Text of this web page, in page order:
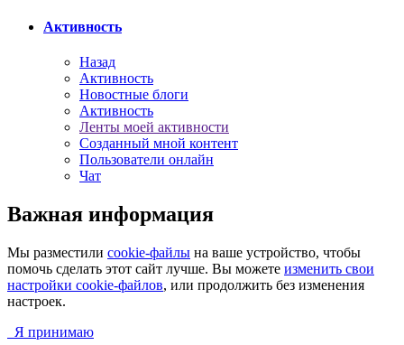
Активность
Назад
Активность
Новостные блоги
Активность
Ленты моей активности
Созданный мной контент
Пользователи онлайн
Чат
Важная информация
Мы разместили cookie-файлы на ваше устройство, чтобы
помочь сделать этот сайт лучше. Вы можете изменить свои
настройки cookie-файлов, или продолжить без изменения
настроек.
Я принимаю